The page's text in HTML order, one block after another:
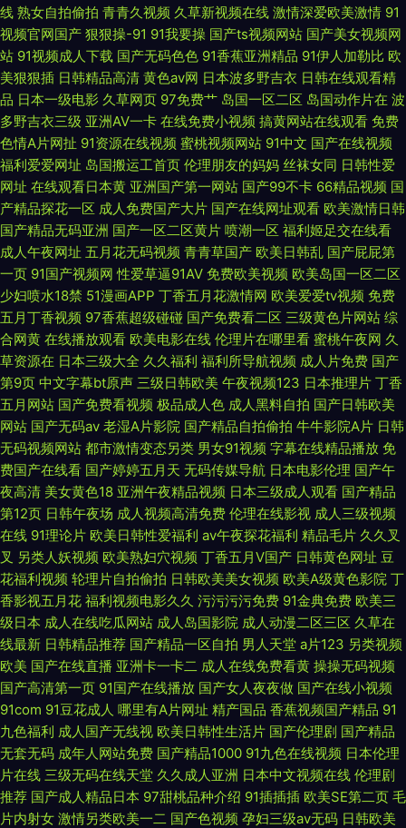
免费网址 91资源网在线播放 东方av天堂 精品免费产品精品资源 欧美亚洲日
韩国产 婷婷蜜桃久久伊人 91白虎丝袜福利观看 豆花视频网站免费吃瓜 日韩
福利sss 人人插人人干91 亚洲福利视频91 91NCOM操 丝袜熟女伪娘 精东视
频 91伊人资源站 91n91c
线 熟女自拍偷拍 青青久视频 久草新视频在线 激情深爱欧美激情 91
视频官网国产 狠狠操-91 91我要操 国产ts视频网站 国产美女视频网
站 91视频成人下载 国产无码色色 91香蕉亚洲精品 91伊人加勒比 欧
美狠狠插 日韩精品高清 黄色av网 日本波多野吉衣 日韩在线观看精
品 日本一级电影 久草网页 97免费艹 岛国一区二区 岛国动作片在 波
多野吉衣三级 亚洲AV一卡 在线免费小视频 搞黄网站在线观看 免费
色情A片网扯 91资源在线视频 蜜桃视频网站 91中文 国产在线视频
福利爱爱网址 岛国搬运工首页 伦理朋友的妈妈 丝袜女同 日韩性爱
网址 在线观看日本黄 亚洲国产第一网站 国产99不卡 66精品视频 国
产精品探花一区 成人免费国产大片 国产在线网址观看 欧美激情日韩
国产精品无码亚洲 国产一区二区黄片 喷潮一区 福利姬足交在线看
成人午夜网址 五月花无码视频 青青草国产 欧美日韩乱 国产屁屁第
一页 91国产视频网 性爱草逼91AV 免费欧美视频 欧美岛国一区二区
少妇喷水18禁 51漫画APP 丁香五月花激情网 欧美爱爱tv视频 免费
五月丁香视频 97香蕉超级碰碰 国产免费看二区 三级黄色片网站 综
合网黄 在线播放观看 欧美电影在线 伦理片在哪里看 蜜桃午夜网 久
草资源在 日本三级大全 久久福利 福利所导航视频 成人片免费 国产
第9页 中文字幕bt原声 三级日韩欧美 午夜视频123 日本推理片 丁香
五月网站 国产免费看视频 极品成人色 成人黑料自拍 国产日韩欧美
网站 国产无码av 老湿A片影院 国产精品自拍偷拍 牛牛影院A片 日韩
无码视频网站 都市激情变态另类 男女91视频 字幕在线精品播放 免
费国产在线看 国产婷婷五月天 无码传媒导航 日本电影伦理 国产午
夜高清 美女黄色18 亚洲午夜精品视频 日本三级成人观看 国产精品
第12页 日韩午夜场 成人视频高清免费 伦理在线影视 成人三级视频
在线 91理论片 欧美日韩性爱福利 av午夜探花福利 精品毛片 久久叉
叉 另类人妖视频 欧美熟妇穴视频 丁香五月V国产 日韩黄色网址 豆
花福利视频 轮理片自拍偷拍 日韩欧美美女视频 欧美A级黄色影院 丁
香影视五月花 福利视频电影久久 污污污污免费 91金典免费 欧美三
级日本 成人在线吃瓜网站 成人岛国影院 成人动漫二区三区 久草在
线最新 日韩精品推荐 国产精品一区自拍 男人天堂 a片123 另类视频
欧美 国产在线直播 亚洲卡一卡二 成人在线免费看黄 操操无码视频
国产高清第一页 91国产在线播放 国产女人夜夜做 国产在线小视频
91com 91豆花成人 哪里有A片网址 精产国品 香蕉视频国产精品 91
九色福利 成人国产无线视 欧美日韩性生活片 国产伦理剧 国产精品
无套无码 成年人网站免费 国产精品1000 91九色在线视频 日本伦理
片在线 三级无码在线天堂 久久成人亚洲 日本中文视频在线 伦理剧
推荐 国产成人精品日本 97甜桃品种介绍 91插插插 欧美SE第二页 毛
片内射女 激情另类欧美一二 国产色视频 孕妇三级av无码 日韩欧美